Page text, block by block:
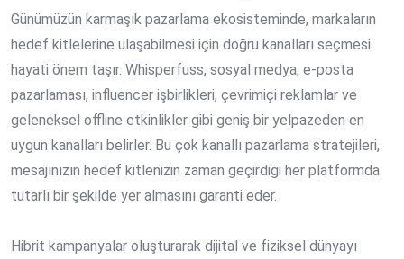
Günümüzün karmaşık pazarlama ekosisteminde, markaların
hedef kitlelerine ulaşabilmesi için doğru kanalları seçmesi
hayati önem taşır. Whisperfuss, sosyal medya, e-posta
pazarlaması, influencer işbirlikleri, çevrimiçi reklamlar ve
geleneksel offline etkinlikler gibi geniş bir yelpazeden en
uygun kanalları belirler. Bu çok kanallı pazarlama stratejileri,
mesajınızın hedef kitlenizin zaman geçirdiği her platformda
tutarlı bir şekilde yer almasını garanti eder.
Hibrit kampanyalar oluşturarak dijital ve fiziksel dünyayı